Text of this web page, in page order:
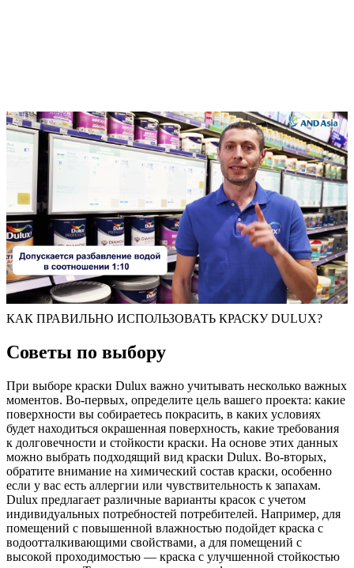
КАК ПРАВИЛЬНО ИСПОЛЬЗОВАТЬ КРАСКУ DULUX?
Советы по выбору
При выборе краски Dulux важно учитывать несколько важных
моментов. Во-первых, определите цель вашего проекта: какие
поверхности вы собираетесь покрасить, в каких условиях
будет находиться окрашенная поверхность, какие требования
к долговечности и стойкости краски. На основе этих данных
можно выбрать подходящий вид краски Dulux. Во-вторых,
обратите внимание на химический состав краски, особенно
если у вас есть аллергии или чувствительность к запахам.
Dulux предлагает различные варианты красок с учетом
индивидуальных потребностей потребителей. Например, для
помещений с повышенной влажностью подойдет краска с
водоотталкивающими свойствами, а для помещений с
высокой проходимостью — краска с улучшенной стойкостью